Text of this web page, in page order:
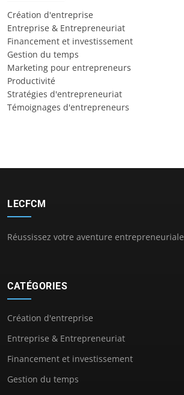
Création d'entreprise
Entreprise & Entrepreneuriat
Financement et investissement
Gestion du temps
Marketing pour entrepreneurs
Productivité
Stratégies d'entrepreneuriat
Témoignages d'entrepreneurs
LECFCM
Réussissez votre aventure entrepreneuriale
CATÉGORIES
Création d'entreprise
Entreprise & Entrepreneuriat
Financement et investissement
Gestion du temps